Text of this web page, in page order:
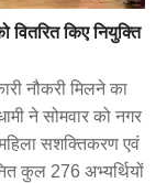
वितरित किए नियुक्ति
नौकरी मिलने का
ने सोमवार को नगर
महिला सशक्तिकरण एवं
कुल 276 अभ्यर्थियों